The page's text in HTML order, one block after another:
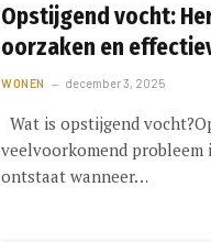
Opstijgend vocht:
oorzaken en
WONEN december 3, 2025
Wat is opstijgend
veelvoorkomend probleem
ontstaat wanneer…